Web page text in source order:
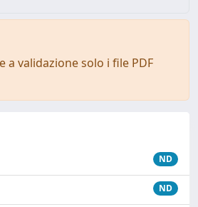
a validazione solo i file PDF
ND
ND